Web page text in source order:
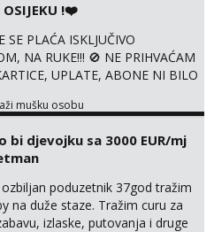
!❤️
SE PLAĆA ISKLJUČIVO
NA RUKE!!! 🚫 NE PRIHVAĆAM
UPLATE, ABONE NI BILO
Moje fotografije su
Za dogovor mi piši direktno na
ako znaš što želiš, bit će ti
mušku osobu
bi djevojku sa 3000 EUR/mj
poduzetnik 37god tražim
na duže staze. Tražim curu za
izlaske, putovanja i druge